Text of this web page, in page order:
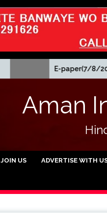
E-paper(7/8/2026)
Aman
JOIN US ADVERTISE WITH